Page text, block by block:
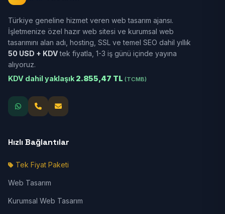
Türkiye geneline hizmet veren web tasarım ajansı.
İşletmenize özel hazır web sitesi ve kurumsal web
tasarımını alan adı, hosting, SSL ve temel SEO dahil yıllık
50 USD + KDVtek fiyatla, 1-3 iş günü içinde yayına
alıyoruz.
KDV dahil yaklaşık 2.855,47 TL (TCMB)
Hızlı Bağlantılar
Tek Fiyat Paketi
Web Tasarım
Kurumsal Web Tasarım